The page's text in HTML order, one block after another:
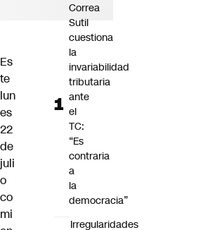
Es
te
lun
es
22
de
juli
o
co
mi
Correa
Sutil
cuestiona
la
invariabilidad
tributaria
ante
el
TC:
“Es
contraria
a
la
democracia”
Irregularidades